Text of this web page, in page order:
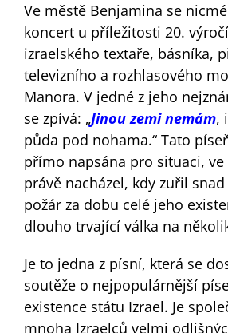
Ve městě Benjamina se
koncert u příležitosti 20.
izraelského textaře, básníka,
televizního a rozhlasového
Manora. V jedné z jeho
se zpívá: „Jinou zemi nemám,
půda pod nohama.“ Tato
přímo napsána pro situaci, ve
právě nacházel, kdy zuřil
požár za dobu celé jeho
dlouho trvající válka na
Je to jedna z písní, která se
soutěže o nejpopulárnější
existence státu Izrael. Je
mnoha Izraelců velmi